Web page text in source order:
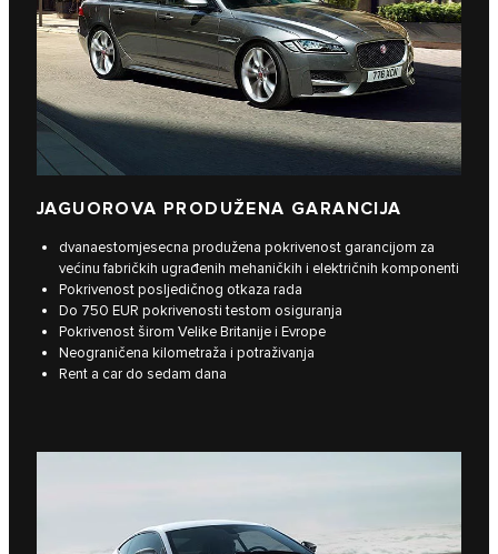
JAGUOROVA PRODUŽENA GARANCIJA
dvanaestomjesecna produžena pokrivenost garancijom za
većinu fabričkih ugrađenih mehaničkih i električnih komponenti
Pokrivenost posljedičnog otkaza rada
Do 750 EUR pokrivenosti testom osiguranja
Pokrivenost širom Velike Britanije i Evrope
Neograničena kilometraža i potraživanja
Rent a car do sedam dana